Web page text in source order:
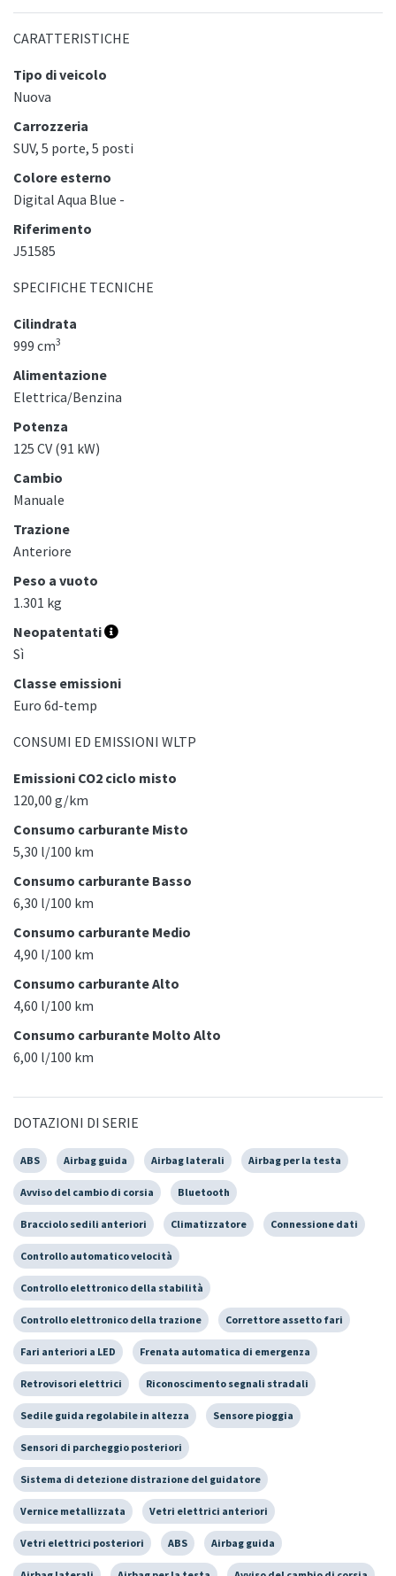
CARATTERISTICHE
Tipo di veicolo
Nuova
Carrozzeria
SUV, 5 porte, 5 posti
Colore esterno
Digital Aqua Blue -
Riferimento
J51585
SPECIFICHE TECNICHE
Cilindrata
999 cm3
Alimentazione
Elettrica/Benzina
Potenza
125 CV (91 kW)
Cambio
Manuale
Trazione
Anteriore
Peso a vuoto
1.301 kg
Neopatentati
Sì
Classe emissioni
Euro 6d-temp
CONSUMI ED EMISSIONI WLTP
Emissioni CO2 ciclo misto
120,00 g/km
Consumo carburante Misto
5,30 l/100 km
Consumo carburante Basso
6,30 l/100 km
Consumo carburante Medio
4,90 l/100 km
Consumo carburante Alto
4,60 l/100 km
Consumo carburante Molto Alto
6,00 l/100 km
DOTAZIONI DI SERIE
ABS Airbag guida Airbag laterali Airbag per la testa
Avviso del cambio di corsia Bluetooth
Bracciolo sedili anteriori Climatizzatore Connessione dati
Controllo automatico velocità
Controllo elettronico della stabilità
Controllo elettronico della trazione Correttore assetto fari
Fari anteriori a LED Frenata automatica di emergenza
Retrovisori elettrici Riconoscimento segnali stradali
Sedile guida regolabile in altezza Sensore pioggia
Sensori di parcheggio posteriori
Sistema di detezione distrazione del guidatore
Vernice metallizzata Vetri elettrici anteriori
Vetri elettrici posteriori ABS Airbag guida